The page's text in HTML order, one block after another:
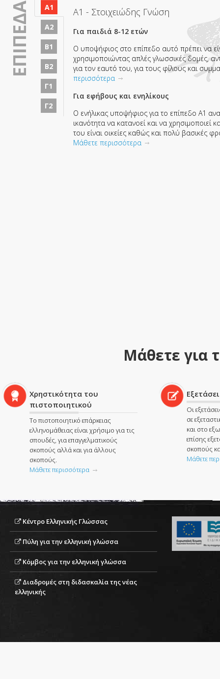
ΕΠΙΠΕΔΑ Α1
Α2
Β1
Β2
Γ1
Γ2
Α1 - Στοιχειώδης Γνώση
Για παιδιά 8-12 ετών
Ο υποψήφιος στο επίπεδο αυτό πρέπει να
χρησιμοποιώντας απλές γλωσσικές δομές,
για τον εαυτό του, για τους φίλους και
περισσότερα
Για εφήβους και ενηλίκους
Ο ενήλικας υποψήφιος για το επίπεδο Α1
ικανότητα να κατανοεί και να χρησιμοποιεί
του είναι οικείες καθώς και πολύ βασικές
Μάθετε περισσότερα
Μάθετε για
Χρηστικότητα του
πιστοποιητικού
Το πιστοποιητικό επάρκειας
ελληνομάθειας είναι χρήσιμο για τις
σπουδές, για επαγγελματικούς
σκοπούς αλλά και για άλλους
σκοπούς.
Μάθετε περισσότερα
Οι
σε
και στο
επίσης
σκοπούς
Μάθετε
Κέντρο Ελληνικής Γλώσσας
Πύλη για την ελληνική γλώσσα
Κόμβος για την ελληνική γλώσσα
Διαδρομές στη διδασκαλία της νέας
ελληνικής